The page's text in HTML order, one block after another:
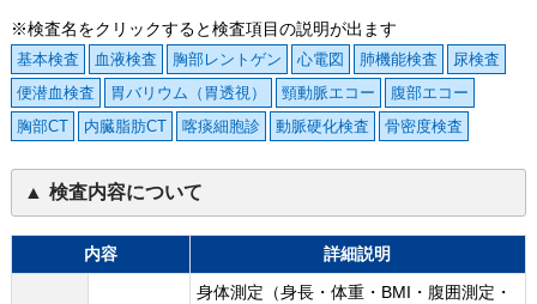
※検査名をクリックすると検査項目の説明が出ます
基本検査 血液検査 胸部レントゲン 心電図 肺機能検査
尿検査
便潜血検査
胃バリウム（胃透視） 頸動脈エコー
腹部エコー
胸部CT
内臓脂肪CT 喀痰細胞診 動脈硬化検査 骨密度検査
検査内容について
内容 詳細説明
身体測定（身長・体重・BMI・腹囲測定・